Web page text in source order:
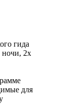
гида
ночи, 2х
для